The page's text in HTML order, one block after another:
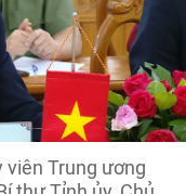
viên Trung ương